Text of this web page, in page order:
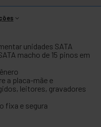
unidades SATA
macho de 15 pinos em
a placa-mãe e
leitores, gravadores
fixa e segura